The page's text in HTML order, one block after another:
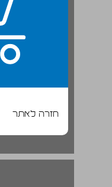
חזרה לאתר